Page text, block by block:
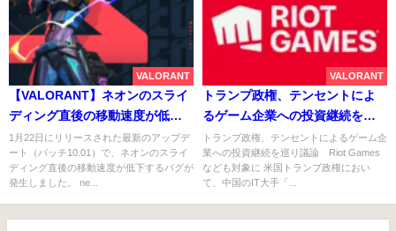
VALORANT
【VALORANT】ネオンのスライ
ディング直後の移動速度が低下
するバグ、修正は約1か月後とな
る見込み
1月22日にリリースされた最新のアップデ
ート（パッチ10.01）で、ネオンのスライ
ディング直後の移動速度が低下するバグが
発生しました。 ne...
VALORANT
トランプ政権、テンセントによ
るゲーム企業への投資継続を巡
り議論 Riot Gamesなども対象
に
トランプ政権、テンセントによるゲーム企
業への投資継続を巡り議論 Riot Games
なども対象に 米国トランプ政権におい
て、中国のIT大手「...